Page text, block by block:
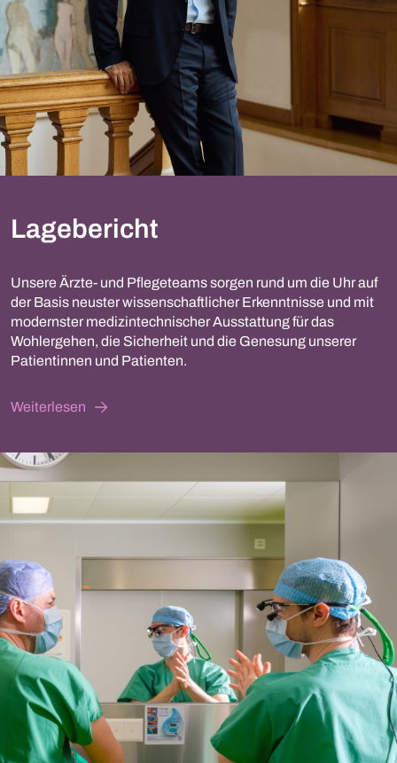
Lagebericht
Unsere Ärzte- und Pflegeteams sorgen rund um die Uhr auf
der Basis neuster wissenschaftlicher Erkenntnisse und mit
modernster medizintechnischer Ausstattung für das
Wohlergehen, die Sicherheit und die Genesung unserer
Patientinnen und Patienten.
Weiterlesen